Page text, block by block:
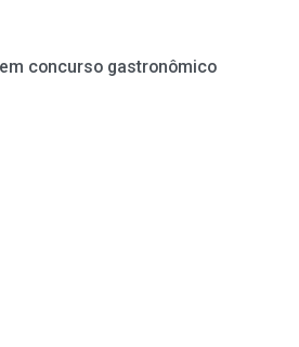
concurso gastronômico